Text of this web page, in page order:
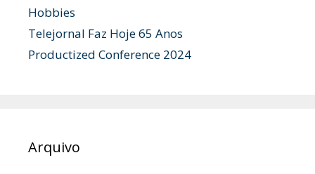
Hobbies
Telejornal Faz Hoje 65 Anos
Productized Conference 2024
Arquivo